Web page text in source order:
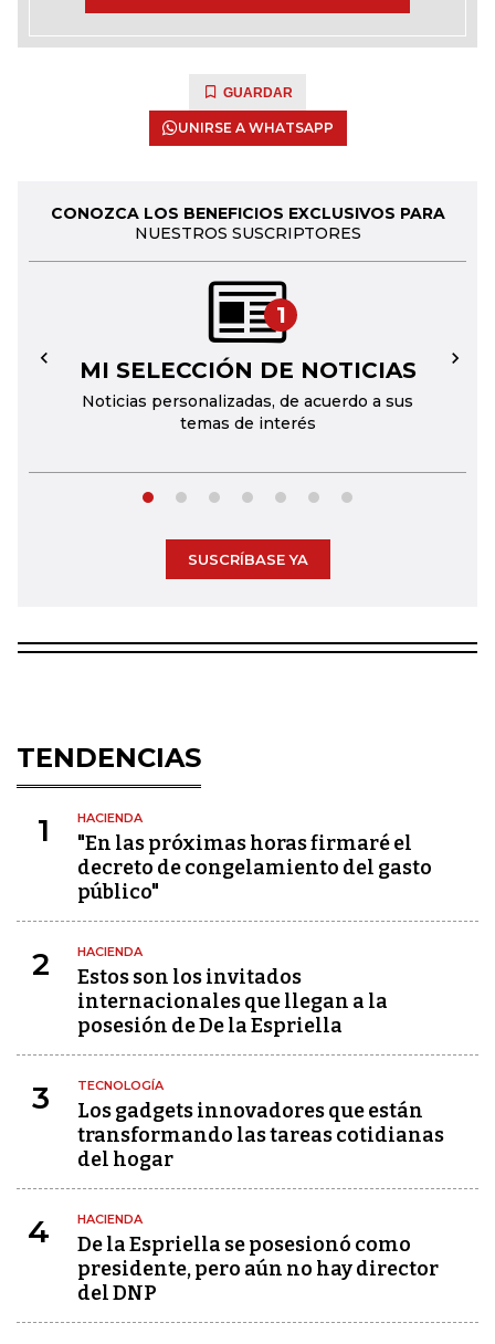
GUARDAR
UNIRSE A WHATSAPP
CONOZCA LOS BENEFICIOS EXCLUSIVOS PARA
NUESTROS SUSCRIPTORES
1
MI SELECCIÓN DE NOTICIAS
Noticias personalizadas, de acuerdo a sus
temas de interés
← →
SUSCRÍBASE YA
TENDENCIAS
1 HACIENDA
"En las próximas horas firmaré el
decreto de congelamiento del gasto
público"
2 HACIENDA
Estos son los invitados
internacionales que llegan a la
posesión de De la Espriella
3 TECNOLOGÍA
Los gadgets innovadores que están
transformando las tareas cotidianas
del hogar
4 HACIENDA
De la Espriella se posesionó como
presidente, pero aún no hay director
del DNP